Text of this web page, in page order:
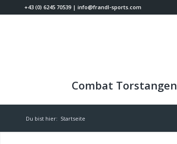
+43 (0) 6245 70539 | info@frandl-sports.com
Combat Torstangen
Du bist hier: Startseite